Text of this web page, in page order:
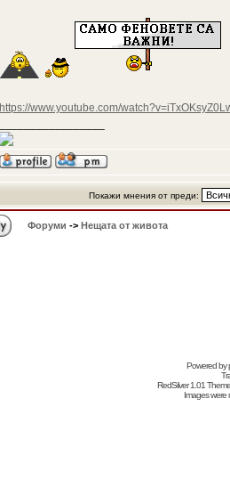
https://www.youtube.com/
Покажи мнения от преди:
Форуми -> Нещата от живота
Powered by
RedSilver 1.01
Images were